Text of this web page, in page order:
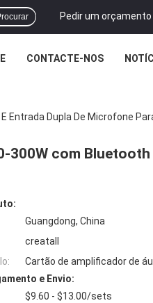
Pedir um orçamento
CONTACTE-NOS
Entrada Dupla De Microfone
300W com
Guangdong, China
creatall
Cartão de amplificador de
e Envio:
$9.60 - $13.00/sets